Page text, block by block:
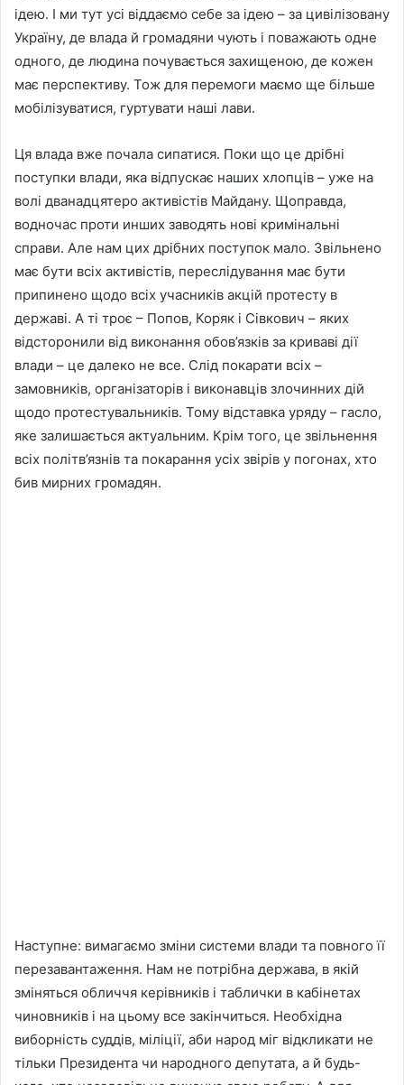
ідею. І ми тут усі віддаємо себе за ідею – за цивілізовану
Україну, де влада й громадяни чують і поважають одне
одного, де людина почувається захищеною, де кожен
має перспективу. Тож для перемоги маємо ще більше
мобілізуватися, гуртувати наші лави.
Ця влада вже почала сипатися. Поки що це дрібні
поступки влади, яка відпускає наших хлопців – уже на
волі дванадцятеро активістів Майдану. Щоправда,
водночас проти инших заводять нові кримінальні
справи. Але нам цих дрібних поступок мало. Звільнено
має бути всіх активістів, переслідування має бути
припинено щодо всіх учасників акцій протесту в
державі. А ті троє – Попов, Коряк і Сівкович – яких
відсторонили від виконання обов’язків за криваві дії
влади – це далеко не все. Слід покарати всіх –
замовників, організаторів і виконавців злочинних дій
щодо протестувальників. Тому відставка уряду – гасло,
яке залишається актуальним. Крім того, це звільнення
всіх політв’язнів та покарання усіх звірів у погонах, хто
бив мирних громадян.
Наступне: вимагаємо зміни системи влади та повного її
перезавантаження. Нам не потрібна держава, в якій
зміняться обличчя керівників і таблички в кабінетах
чиновників і на цьому все закінчиться. Необхідна
виборність суддів, міліції, аби народ міг відкликати не
тільки Президента чи народного депутата, а й будь-